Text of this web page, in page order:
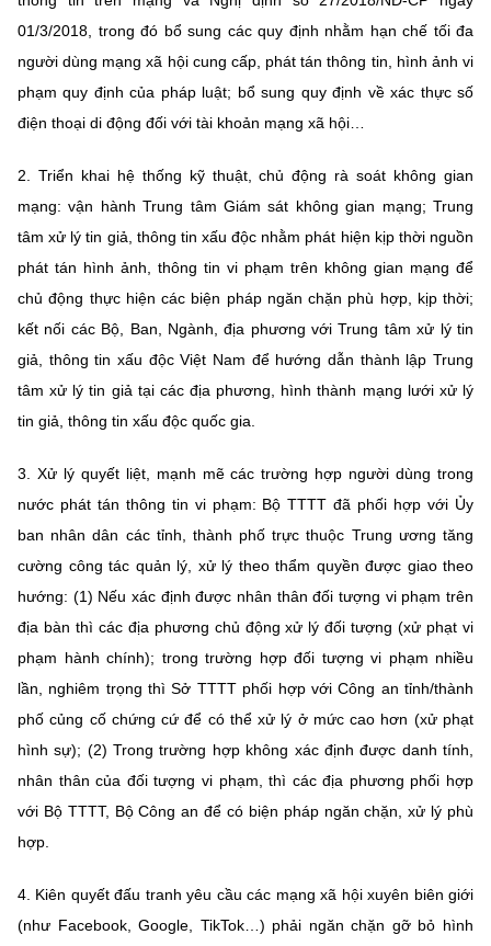
Địa chỉ: Ban Biên tập Cổng TTĐT - 18 Nguyễn Du, TP. Hà Nội
Điện thoại: 024 3936 9506
Email: stc@mst.gov.vn
(Ghi rõ nguồn "https://mst.gov.vn" khi phát hành lại thông tin từ
website này)
01/3/2018, trong đó bổ sung các quy định nhằm hạn chế tối đa
người dùng mạng xã hội cung cấp, phát tán thông tin, hình ảnh vi
phạm quy định của pháp luật; bổ sung quy định về xác thực số
điện thoại di động đối với tài khoản mạng xã hội…
2. Triển khai hệ thống kỹ thuật, chủ động rà soát không gian
mạng: vận hành Trung tâm Giám sát không gian mạng; Trung
tâm xử lý tin giả, thông tin xấu độc nhằm phát hiện kịp thời nguồn
phát tán hình ảnh, thông tin vi phạm trên không gian mạng để
chủ động thực hiện các biện pháp ngăn chặn phù hợp, kịp thời;
kết nối các Bộ, Ban, Ngành, địa phương với Trung tâm xử lý tin
giả, thông tin xấu độc Việt Nam để hướng dẫn thành lập Trung
tâm xử lý tin giả tại các địa phương, hình thành mạng lưới xử lý
tin giả, thông tin xấu độc quốc gia.
3. Xử lý quyết liệt, mạnh mẽ các trường hợp người dùng trong
nước phát tán thông tin vi phạm: Bộ TTTT đã phối hợp với Ủy
ban nhân dân các tỉnh, thành phố trực thuộc Trung ương tăng
cường công tác quản lý, xử lý theo thẩm quyền được giao theo
hướng: (1) Nếu xác định được nhân thân đối tượng vi phạm trên
địa bàn thì các địa phương chủ động xử lý đối tượng (xử phạt vi
phạm hành chính); trong trường hợp đối tượng vi phạm nhiều
lần, nghiêm trọng thì Sở TTTT phối hợp với Công an tỉnh/thành
phố củng cố chứng cứ để có thể xử lý ở mức cao hơn (xử phạt
hình sự); (2) Trong trường hợp không xác định được danh tính,
nhân thân của đối tượng vi phạm, thì các địa phương phối hợp
với Bộ TTTT, Bộ Công an để có biện pháp ngăn chặn, xử lý phù
hợp.
4. Kiên quyết đấu tranh yêu cầu các mạng xã hội xuyên biên giới
(như Facebook, Google, TikTok…) phải ngăn chặn gỡ bỏ hình